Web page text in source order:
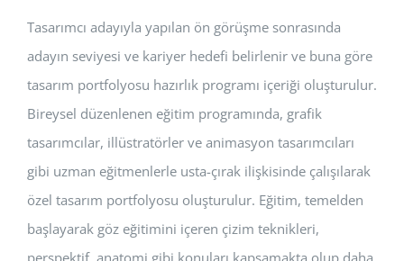
Tasarımcı adayıyla yapılan ön görüşme sonrasında
adayın seviyesi ve kariyer hedefi belirlenir ve buna göre
tasarım portfolyosu hazırlık programı içeriği oluşturulur.
Bireysel düzenlenen eğitim programında, grafik
tasarımcılar, illüstratörler ve animasyon tasarımcıları
gibi uzman eğitmenlerle usta-çırak ilişkisinde çalışılarak
özel tasarım portfolyosu oluşturulur. Eğitim, temelden
başlayarak göz eğitimini içeren çizim teknikleri,